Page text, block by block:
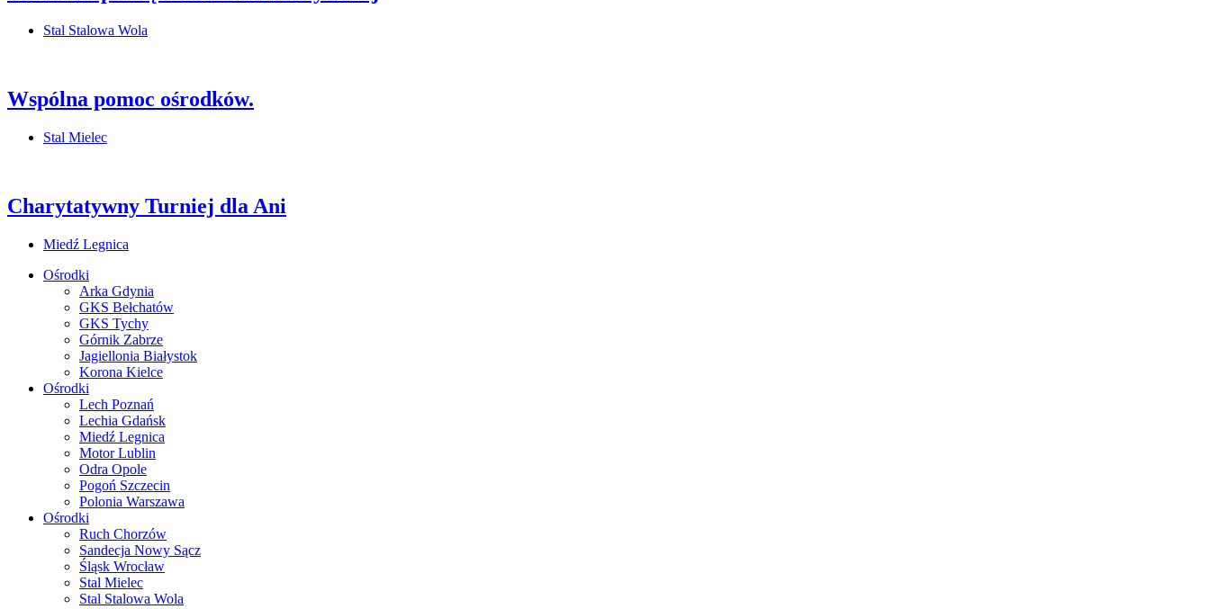
Stal Stalowa Wola
Wspólna pomoc ośrodków.
Stal Mielec
Charytatywny Turniej dla Ani
Miedź Legnica
Ośrodki
Arka Gdynia
GKS Bełchatów
GKS Tychy
Górnik Zabrze
Jagiellonia Białystok
Korona Kielce
Ośrodki
Lech Poznań
Lechia Gdańsk
Miedź Legnica
Motor Lublin
Odra Opole
Pogoń Szczecin
Polonia Warszawa
Ośrodki
Ruch Chorzów
Sandecja Nowy Sącz
Śląsk Wrocław
Stal Mielec
Stal Stalowa Wola